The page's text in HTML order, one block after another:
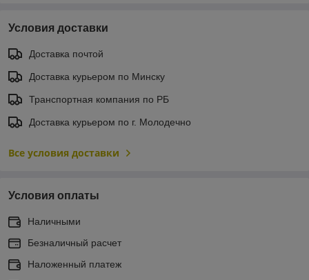
Условия доставки
Доставка почтой
Доставка курьером по Минску
Транспортная компания по РБ
Доставка курьером по г. Молодечно
Все условия доставки
Условия оплаты
Наличными
Безналичный расчет
Наложенный платеж